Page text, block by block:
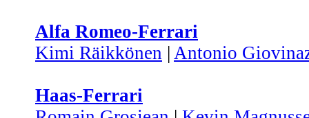
Alfa Romeo-Ferrari
Kimi Räikkönen | Antonio
Haas-Ferrari